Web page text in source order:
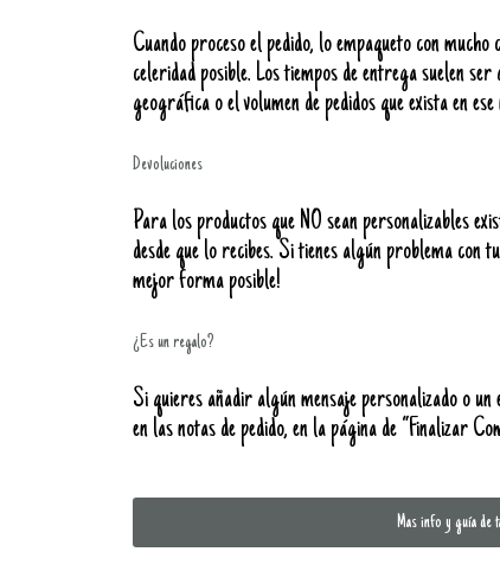
Cuando proceso el pedido, lo empaqueto con
celeridad posible. Los tiempos de entrega suelen
geográfica o el volumen de pedidos que exista en
Devoluciones
Para los productos que NO sean personalizables
desde que lo recibes. Si tienes algún problema con
mejor forma posible!
¿Es un regalo?
Si quieres añadir algún mensaje personalizado o
en las notas de pedido, en la página de “Finalizar
Mas info y guía de